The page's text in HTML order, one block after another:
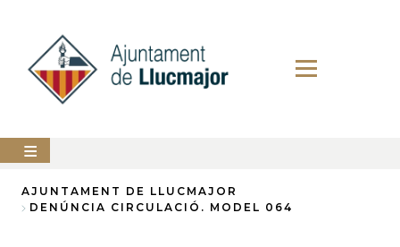
contingut
AJUNTAMENT
AJUNTAMENT DE LLUCMAJOR
DENÚNCIA CIRCULACIÓ. MODEL 064